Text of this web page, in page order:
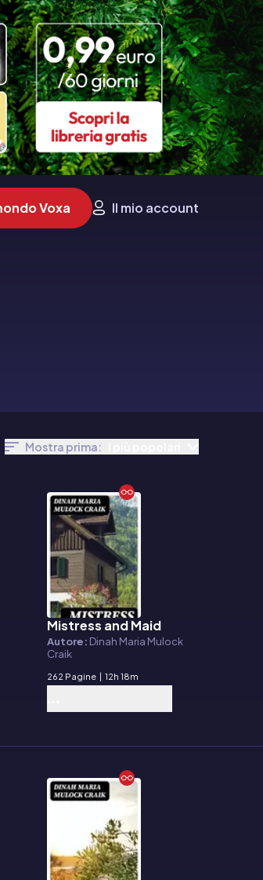
Voxa Il mio account
Mostra prima:
E-book
Mistress and Maid
Autore: Dinah Maria Mulock
Craik
262 Pagine | 12h 18m